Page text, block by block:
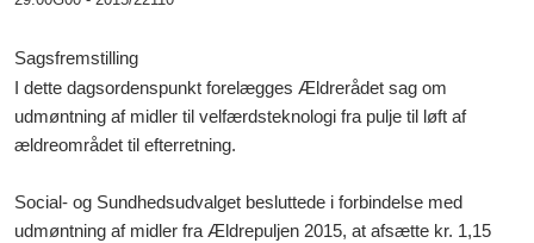
Sagsfremstilling
I dette dagsordenspunkt forelægges Ældrerådet sag om
udmøntning af midler til velfærdsteknologi fra pulje til løft af
ældreområdet til efterretning.
Social- og Sundhedsudvalget besluttede i forbindelse med
udmøntning af midler fra Ældrepuljen 2015, at afsætte kr. 1,15